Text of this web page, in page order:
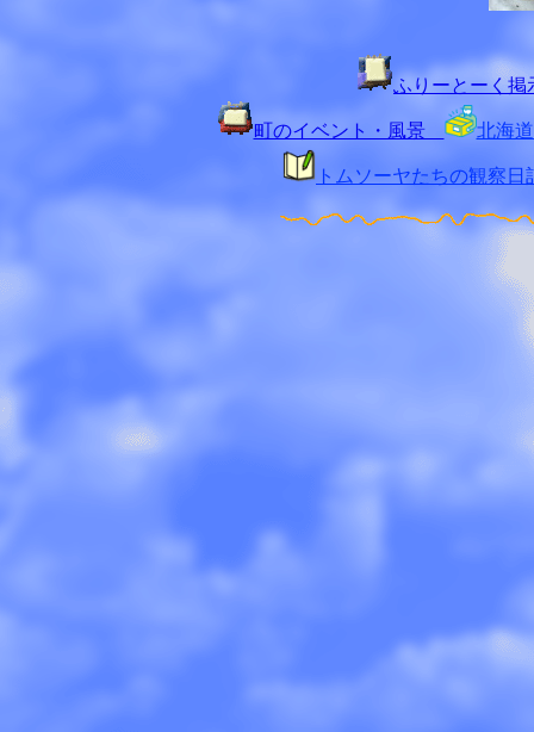
ふりーとーく掲
町のイベント・風景 北海
トムソーヤたちの観察日